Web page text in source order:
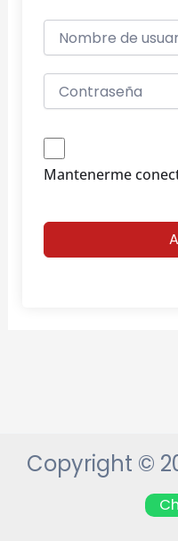
Mantenerme
Copyright ©